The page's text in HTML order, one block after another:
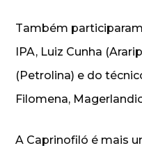
Também
IPA, Luiz Cunha
(Petrolina) e do
Filomena,
A Caprinofiló é mais